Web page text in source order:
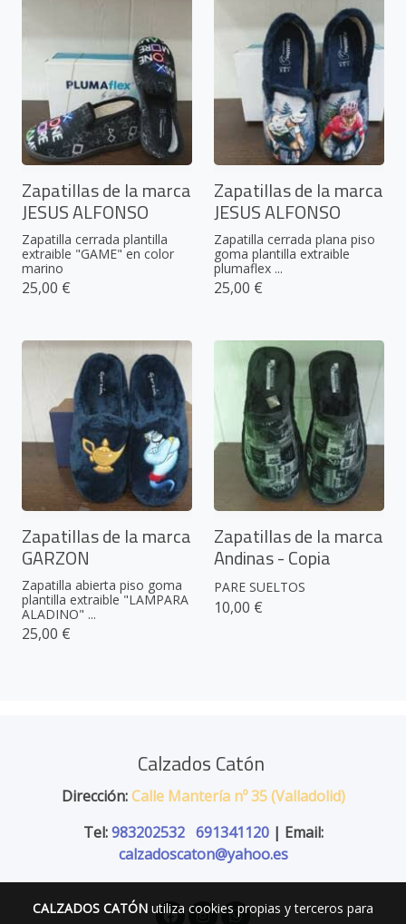
Zapatillas de la marca
JESUS ALFONSO
Zapatilla cerrada plantilla
extraible "GAME" en color
marino
25,00 €
Zapatillas de la marca
JESUS ALFONSO
Zapatilla cerrada plana piso
goma plantilla extraible
plumaflex ...
25,00 €
Zapatillas de la marca
GARZON
Zapatilla abierta piso goma
plantilla extraible "LAMPARA
ALADINO" ...
25,00 €
Zapatillas de la marca
Andinas - Copia
PARE SUELTOS
10,00 €
Calzados Catón
Dirección:Calle Mantería nº 35 (Valladolid)
Tel:983202532 691341120| Email:
calzadoscaton@yahoo.es
CALZADOS CATÓN utiliza cookies propias y terceros para